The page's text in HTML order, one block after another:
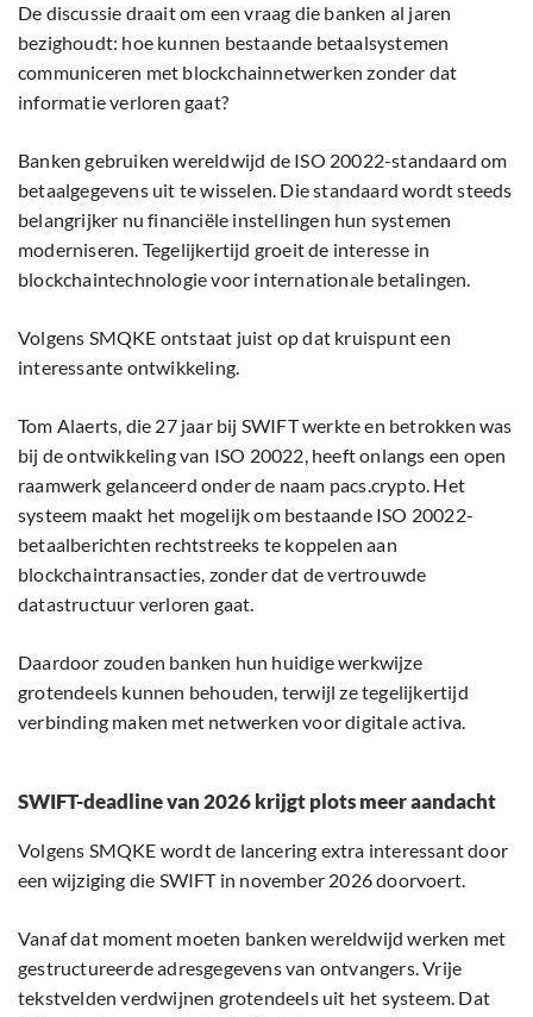
De discussie draait om een vraag die banken al jaren
bezighoudt: hoe kunnen bestaande betaalsystemen
communiceren met blockchainnetwerken zonder dat
informatie verloren gaat?
Banken gebruiken wereldwijd de ISO 20022-standaard om
betaalgegevens uit te wisselen. Die standaard wordt steeds
belangrijker nu financiële instellingen hun systemen
moderniseren. Tegelijkertijd groeit de interesse in
blockchaintechnologie voor internationale betalingen.
Volgens SMQKE ontstaat juist op dat kruispunt een
interessante ontwikkeling.
Tom Alaerts, die 27 jaar bij SWIFT werkte en betrokken was
bij de ontwikkeling van ISO 20022, heeft onlangs een open
raamwerk gelanceerd onder de naam pacs.crypto. Het
systeem maakt het mogelijk om bestaande ISO 20022-
betaalberichten rechtstreeks te koppelen aan
blockchaintransacties, zonder dat de vertrouwde
datastructuur verloren gaat.
Daardoor zouden banken hun huidige werkwijze
grotendeels kunnen behouden, terwijl ze tegelijkertijd
verbinding maken met netwerken voor digitale activa.
SWIFT-deadline van 2026 krijgt plots meer aandacht
Volgens SMQKE wordt de lancering extra interessant door
een wijziging die SWIFT in november 2026 doorvoert.
Vanaf dat moment moeten banken wereldwijd werken met
gestructureerde adresgegevens van ontvangers. Vrije
tekstvelden verdwijnen grotendeels uit het systeem. Dat